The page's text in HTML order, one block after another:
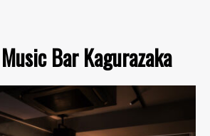
Bar Kagurazaka